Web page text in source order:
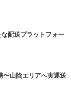
配送プラットフォー
山陰エリアへ実運送